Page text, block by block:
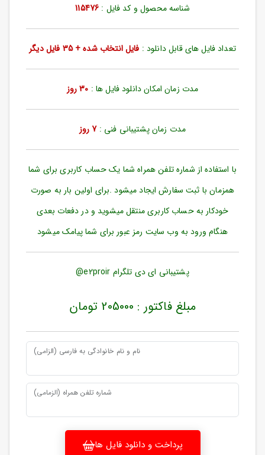
ورود
به
بازیابی
رمز
مندی
ها
شناسه محصول و کد فایل : 115476
تعداد فایل های قابل دانلود : فایل انتخاب شده + 35 فایل دیگر
مدت زمان امکان دانلود فایل ها : 30 روز
مدت زمان پشتیبانی فنی :7 روز
با استفاده از شماره تلفن همراه شما یک حساب کاربری برای شما
همزمان با ثبت سفارش ایجاد میشود .برای اولین بار به صورت
خودکار به حساب کاربری منتقل میشوید و در دفعات بعدی
هنگام ورود به وب سایت رمز عبور برای شما پیامک میشود
پشتیبانی ای دی تلگرام e2proir@
مبلغ فاکتور : 205000 تومان
نام و نام خانوادگی به فارسی (الزامی)
شماره تلفن همراه (الزمامی)
پرداخت و دانلود فایل ها